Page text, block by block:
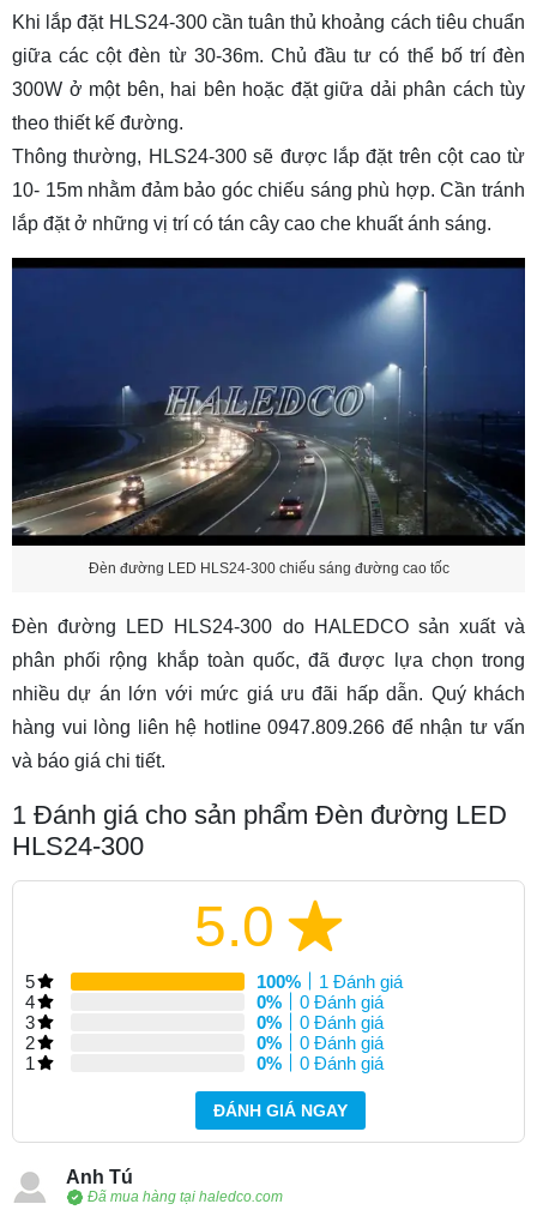
Khi lắp đặt HLS24-300 cần tuân thủ khoảng cách tiêu chuẩn
giữa các cột đèn từ 30-36m. Chủ đầu tư có thể bố trí đèn
300W ở một bên, hai bên hoặc đặt giữa dải phân cách tùy
theo thiết kế đường.
Thông thường, HLS24-300 sẽ được lắp đặt trên cột cao từ
10- 15m nhằm đảm bảo góc chiếu sáng phù hợp. Cần tránh
lắp đặt ở những vị trí có tán cây cao che khuất ánh sáng.
Đèn đường LED HLS24-300 chiếu sáng đường cao tốc
Đèn đường LED HLS24-300 do HALEDCO sản xuất và
phân phối rộng khắp toàn quốc, đã được lựa chọn trong
nhiều dự án lớn với mức giá ưu đãi hấp dẫn. Quý khách
hàng vui lòng liên hệ hotline 0947.809.266 để nhận tư vấn
và báo giá chi tiết.
1 Đánh giá cho sản phẩm Đèn đường LED
HLS24-300
5.0
5 100%
1 Đánh giá
4
0%
0 Đánh giá
3
0%
0 Đánh giá
2
0%
0 Đánh giá
1
0% 0 Đánh giá
ĐÁNH GIÁ NGAY
Anh Tú
Đã mua hàng tại haledco.com